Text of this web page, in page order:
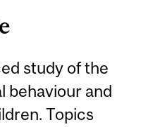
study of the
behaviour and
Topics